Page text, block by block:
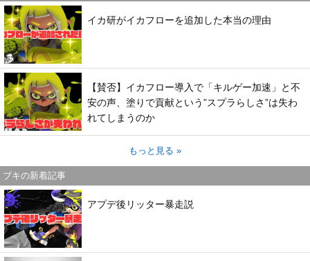
イカ研がイカフローを追加した本当の理由
【賛否】イカフロー導入で「キルゲー加速」と不
安の声、塗りで貢献という”スプラらしさ”は失わ
れてしまうのか
もっと見る »
ブキの新着記事
アプデ後リッター暴走説